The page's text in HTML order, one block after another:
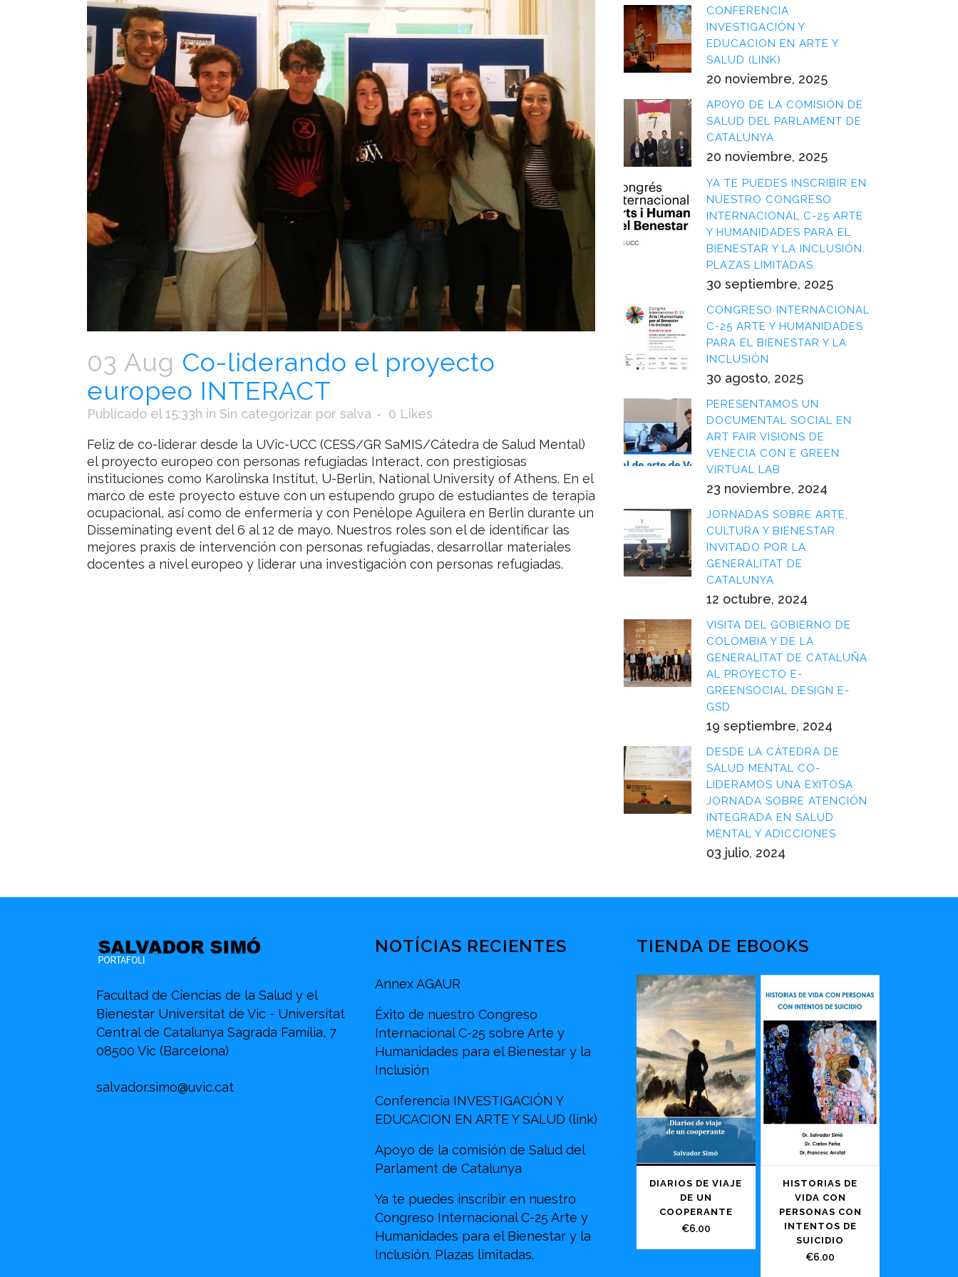
03 Aug Co-liderando el proyecto
europeo INTERACT
Publicado el 15:33h in Sin categorizar por salva 0 Likes
Feliz de co-liderar desde la UVic-UCC (CESS/GR SaMIS/Cátedra de Salud Mental)
el proyecto europeo con personas refugiadas Interact, con prestigiosas
instituciones como Karolinska Institut, U-Berlin, National University of Athens. En el
marco de este proyecto estuve con un estupendo grupo de estudiantes de terapia
ocupacional, así como de enfermería y con Penélope Aguilera en Berlin durante un
Disseminating event del 6 al 12 de mayo. Nuestros roles son el de identificar las
mejores praxis de intervención con personas refugiadas, desarrollar materiales
docentes a nivel europeo y liderar una investigación con personas refugiadas.
CONFERENCIA
INVESTIGACIÓN Y
EDUCACION EN ARTE Y
SALUD (LINK)
20 noviembre, 2025
APOYO DE LA COMISIÓN DE
SALUD DEL PARLAMENT DE
CATALUNYA
20 noviembre, 2025
YA TE PUEDES INSCRIBIR EN
NUESTRO CONGRESO
INTERNACIONAL C-25 ARTE
Y HUMANIDADES PARA EL
BIENESTAR Y LA INCLUSIÓN.
PLAZAS LIMITADAS.
30 septiembre, 2025
CONGRESO INTERNACIONAL
C-25 ARTE Y HUMANIDADES
PARA EL BIENESTAR Y LA
INCLUSIÓN
30 agosto, 2025
PERESENTAMOS UN
DOCUMENTAL SOCIAL EN
ART FAIR VISIONS DE
VENECIA CON E GREEN
VIRTUAL LAB
23 noviembre, 2024
JORNADAS SOBRE ARTE,
CULTURA Y BIENESTAR
INVITADO POR LA
GENERALITAT DE
CATALUNYA
12 octubre, 2024
VISITA DEL GOBIERNO DE
COLOMBIA Y DE LA
GENERALITAT DE CATALUÑA
AL PROYECTO E-
GREENSOCIAL DESIGN E-
GSD
19 septiembre, 2024
DESDE LA CÁTEDRA DE
SALUD MENTAL CO-
LIDERAMOS UNA EXITOSA
JORNADA SOBRE ATENCIÓN
INTEGRADA EN SALUD
MENTAL Y ADICCIONES
03 julio, 2024
Facultad de Ciencias de la Salud y el
Bienestar Universitat de Vic - Universitat
Central de Catalunya Sagrada Família, 7
08500 Vic (Barcelona)
salvador.simo@uvic.cat
NOTÍCIAS RECIENTES
Annex AGAUR
Éxito de nuestro Congreso
Internacional C-25 sobre Arte y
Humanidades para el Bienestar y la
Inclusión
Conferencia INVESTIGACIÓN Y
EDUCACION EN ARTE Y SALUD (link)
Apoyo de la comisión de Salud del
Parlament de Catalunya
Ya te puedes inscribir en nuestro
Congreso Internacional C-25 Arte y
Humanidades para el Bienestar y la
Inclusión. Plazas limitadas.
TIENDA DE EBOOKS
DIARIOS DE VIAJE
DE UN
COOPERANTE
€6.00
HISTORIAS DE
VIDA CON
PERSONAS CON
INTENTOS DE
SUICIDIO
€6.00